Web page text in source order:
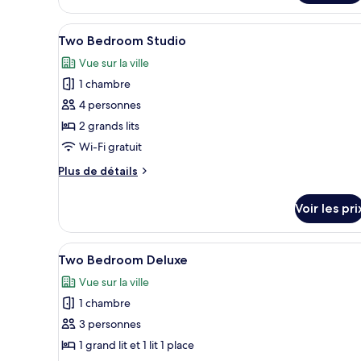
le
type
de
Studio
Twin
Afficher
toutes
les
photos
pour
ce
type
chambre :
Studio
Une chambre d’hôtel
3
Two Bedroom Studio
Vue sur la ville
1 chambre
4 personnes
2 grands lits
Wi-Fi gratuit
Plus de détails
Plus
le
type
de
Two
Bedroom
Studio
Voir les
Afficher
toutes
les
photos
pour
ce
Une chambre d’hôtel
5
Two Bedroom Deluxe
Vue sur la ville
1 chambre
3 personnes
1 grand lit et 1 lit 1 place